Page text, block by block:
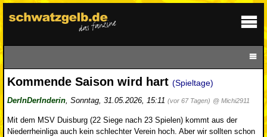
Kommende Saison wird hart (Spieltage)
DerInDerInderin, Sonntag, 31.05.2026, 15:11 (vor 67 Tagen) @ Michi2911
Mit dem MSV Duisburg (22 Siege nach 23 Spielen) kommt aus der
Niederrheinliga auch kein schlechter Verein hoch. Aber wir sollten schon